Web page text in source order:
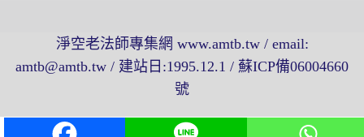
淨空老法師專集網 www.amtb.tw / email:
amtb@amtb.tw / 建站日:1995.12.1 / 蘇ICP備06004660
號